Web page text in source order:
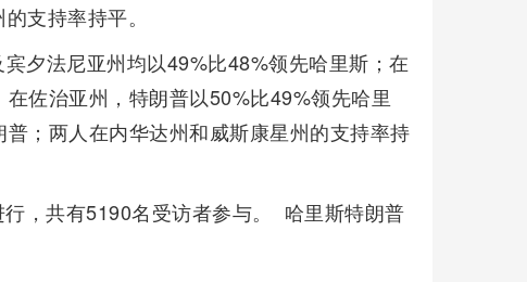
支持率持平。
夕法尼亚州均以49%比48%领先哈里斯；在
佐治亚州，特朗普以50%比49%领先哈里
；两人在内华达州和威斯康星州的支持率持
，共有5190名受访者参与。 哈里斯特朗普